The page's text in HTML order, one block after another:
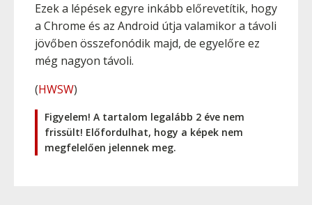
Ezek a lépések egyre inkább előrevetítik, hogy
a Chrome és az Android útja valamikor a távoli
jövőben összefonódik majd, de egyelőre ez
még nagyon távoli.
(HWSW)
Figyelem! A tartalom legalább 2 éve nem
frissült! Előfordulhat, hogy a képek nem
megfelelően jelennek meg.